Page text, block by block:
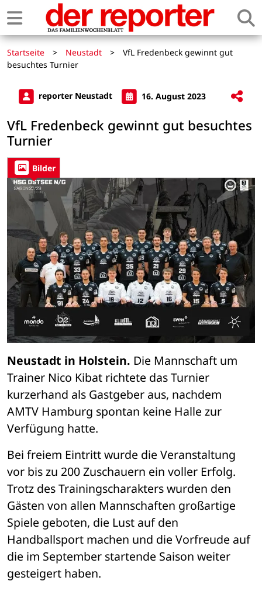
Startseite > Neustadt >
VfL Fredenbeck gewinnt gut
besuchtes Turnier
reporter Neustadt 16. August 2023
VfL Fredenbeck gewinnt gut besuchtes
Turnier
Bilder
Neustadt in Holstein. Die Mannschaft um
Trainer Nico Kibat richtete das Turnier
kurzerhand als Gastgeber aus, nachdem
AMTV Hamburg spontan keine Halle zur
Verfügung hatte.
Bei freiem Eintritt wurde die Veranstaltung
vor bis zu 200 Zuschauern ein voller Erfolg.
Trotz des Trainingscharakters wurden den
Gästen von allen Mannschaften großartige
Spiele geboten, die Lust auf den
Handballsport machen und die Vorfreude auf
die im September startende Saison weiter
gesteigert haben.